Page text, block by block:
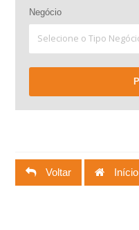
Negócio
Voltar Início